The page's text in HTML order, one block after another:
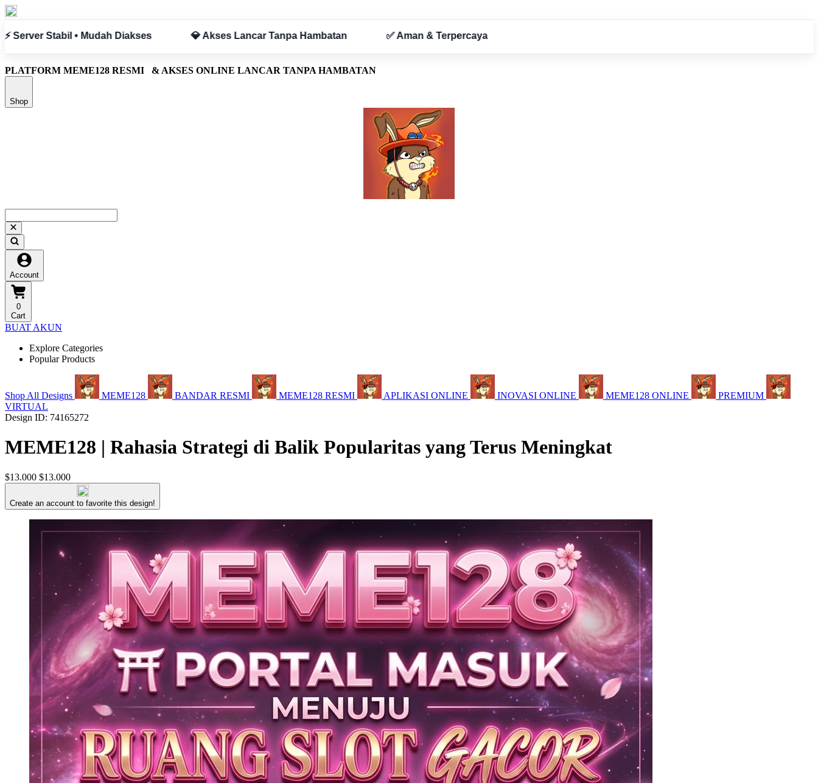
Hambatan ✅ Aman & Terpercaya
PLATFORM MEME128 RESMI & AKSES ONLINE LANCAR TANPA HAMBATAN
Shop
Account
0
Cart
BUAT AKUN
Explore Categories
Popular Products
Shop All Designs MEME128 BANDAR RESMI MEME128 RESMI APLIKASI ONLINE INOVASI ONLINE MEME128 ONLINE
PREMIUM
VIRTUAL
Design ID: 74165272
MEME128 | Rahasia Strategi di Balik Popularitas yang Terus Meningkat
$13.000 $13.000
Create an account to favorite this design!